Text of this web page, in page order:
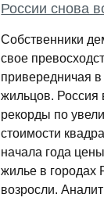
России снова
Собственники
свое
привередничая
жильцов. Россия
рекорды по
стоимости
начала года
жилье в городах
возросли.